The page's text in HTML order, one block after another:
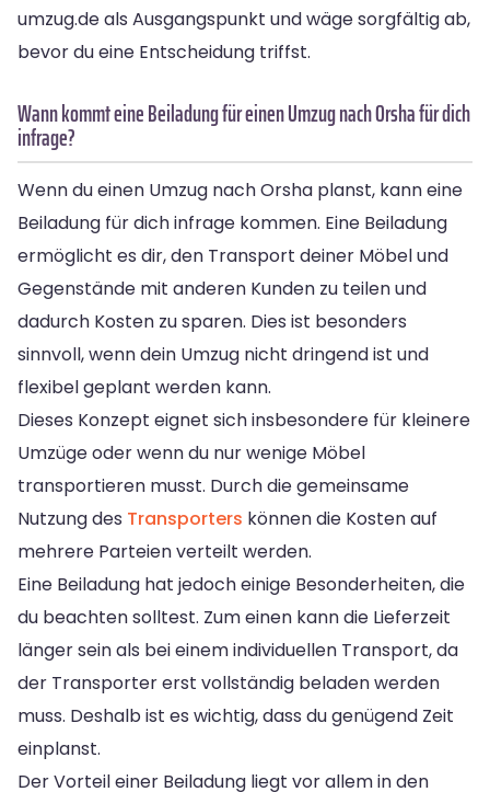
umzug.de als Ausgangspunkt und wäge sorgfältig ab,
bevor du eine Entscheidung triffst.
Wann kommt eine Beiladung für einen Umzug nach Orsha für dich
infrage?
Wenn du einen Umzug nach Orsha planst, kann eine
Beiladung für dich infrage kommen. Eine Beiladung
ermöglicht es dir, den Transport deiner Möbel und
Gegenstände mit anderen Kunden zu teilen und
dadurch Kosten zu sparen. Dies ist besonders
sinnvoll, wenn dein Umzug nicht dringend ist und
flexibel geplant werden kann.
Dieses Konzept eignet sich insbesondere für kleinere
Umzüge oder wenn du nur wenige Möbel
transportieren musst. Durch die gemeinsame
Nutzung des Transporters können die Kosten auf
mehrere Parteien verteilt werden.
Eine Beiladung hat jedoch einige Besonderheiten, die
du beachten solltest. Zum einen kann die Lieferzeit
länger sein als bei einem individuellen Transport, da
der Transporter erst vollständig beladen werden
muss. Deshalb ist es wichtig, dass du genügend Zeit
einplanst.
Der Vorteil einer Beiladung liegt vor allem in den